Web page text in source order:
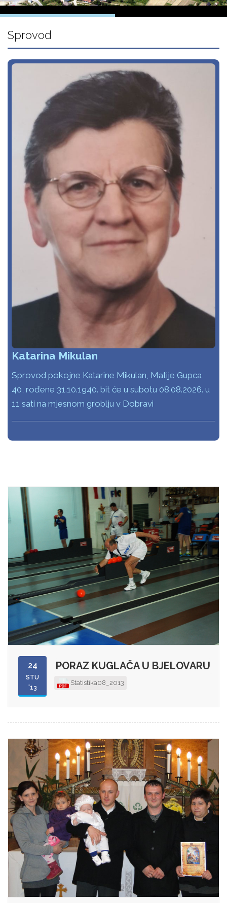
Sprovod
Katarina Mikulan
Sprovod pokojne Katarine Mikulan, Matije Gupca
40, rođene 31.10.1940. bit će u subotu 08.08.2026. u
11 sati na mjesnom groblju v Dobravi
24
STU
'13
PORAZ KUGLAČA U BJELOVARU
Statistika08_2013